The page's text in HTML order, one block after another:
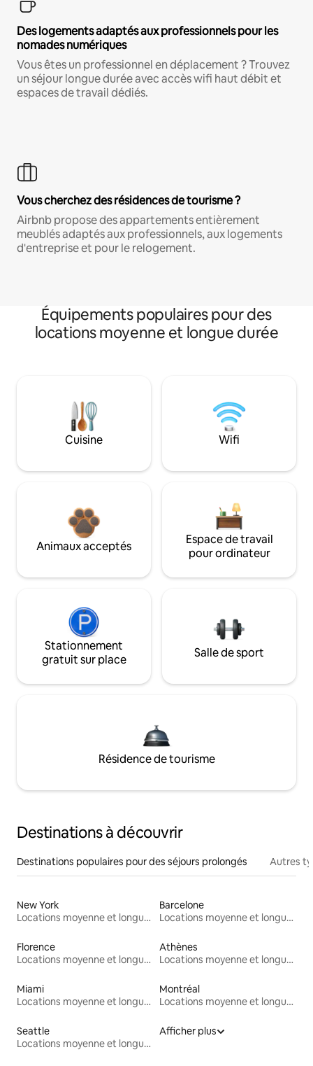
Des logements adaptés aux professionnels pour les
nomades numériques
Vous êtes un professionnel en déplacement ? Trouvez
un séjour longue durée avec accès wifi haut débit et
espaces de travail dédiés.
Vous cherchez des résidences de tourisme ?
Airbnb propose des appartements entièrement
meublés adaptés aux professionnels, aux logements
d'entreprise et pour le relogement.
Équipements populaires pour des
locations moyenne et longue durée
Cuisine Wifi
Animaux acceptés
Espace de travail
pour ordinateur
Stationnement
gratuit sur place
Salle de sport
Résidence de tourisme
Destinations à découvrir
Destinations populaires pour des séjours prolongés Autres
New York
Locations moyenne et longue durée
Barcelone
Locations moyenne et longue durée
Florence
Locations moyenne et longue durée
Athènes
Locations moyenne et longue durée
Miami
Locations moyenne et longue durée
Montréal
Locations moyenne et longue durée
Seattle
Locations moyenne et longue durée
Afficher plus